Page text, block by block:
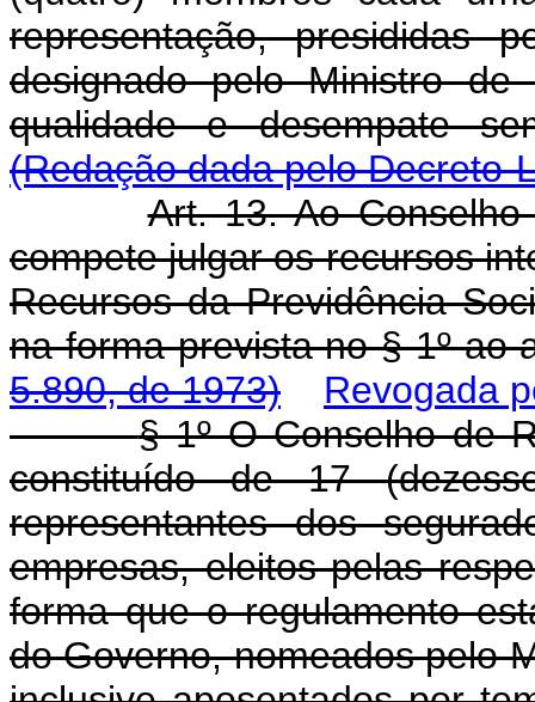
representação, presididas
designado pelo Ministro
qualidade e desempate
(Redação dada pelo Decreto-
Art. 13. Ao
compete julgar os recursos
Recursos da Previdência
na forma prevista no § 1º ao
5.890, de 1973)
Revogada
§ 1º O Conselho de
constituído de 17
representantes dos
empresas, eleitos pelas
forma que o regulamento
do Governo, nomeados pelo